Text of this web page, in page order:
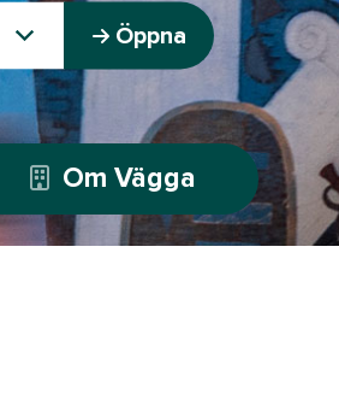
Öppna
Om Vägga